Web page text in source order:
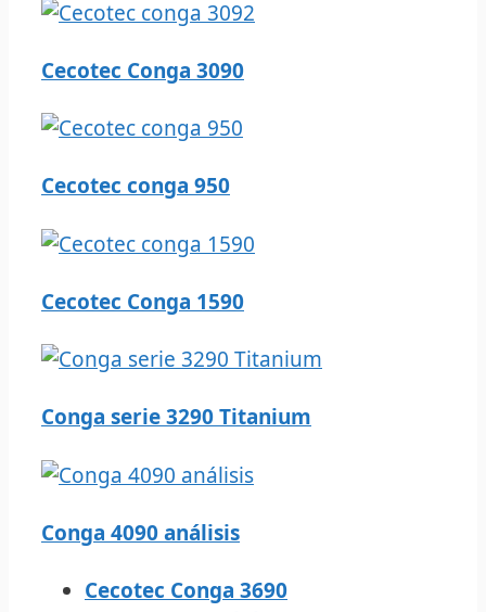
Cecotec Conga 3090
Cecotec conga 950
Cecotec Conga 1590
Conga serie 3290 Titanium
Conga 4090 análisis
Cecotec Conga 3690